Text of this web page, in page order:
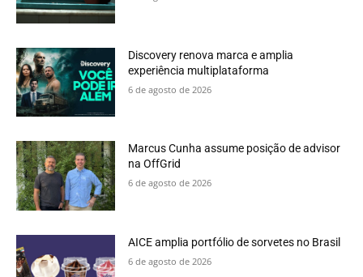
Discovery renova marca e amplia
experiência multiplataforma
6 de agosto de 2026
Marcus Cunha assume posição de advisor
na OffGrid
6 de agosto de 2026
AICE amplia portfólio de sorvetes no Brasil
6 de agosto de 2026